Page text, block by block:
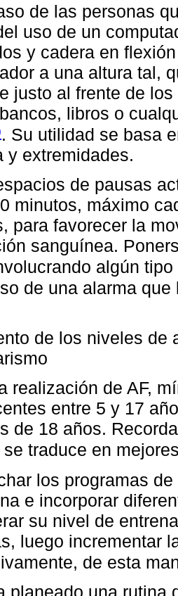
de las personas
uso de un
y cadera en
a una altura tal,
justo al frente de
libros o
. Su utilidad se basa
y extremidades.
de pausas
minutos, máximo
para favorecer la
sanguínea.
algún
de una alarma
de los niveles
realización de AF,
entre 5 y 17
de 18 años.
traduce en
los programas
e incorporar
su nivel de
luego incrementar
de esta
planeado una rutina